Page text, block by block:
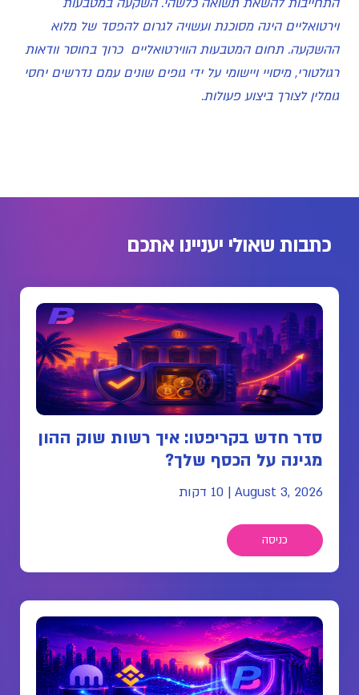
וירטואליים הינה מסוכנת ועשויה לגרום להפסד של מלוא
ההשקעה. תחום המטבעות הווירטואליים כרוך בחוסר וודאות
רגולטורי, מיסויי ויישומי על ידי גופים שונים עמם נדרשים יחסי
גומלין לצורך ביצוע פעולות.
כתבות שאולי יעניינו אתכם
סדר חדש בקריפטו: איך רשות שוק ההון
מגינה על הכסף שלך?
August 3, 2026
| 10 דקות
כניסה